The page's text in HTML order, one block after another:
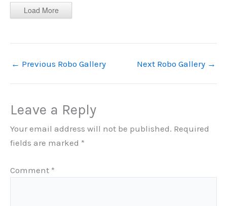
Load More
← Previous Robo Gallery Next Robo Gallery →
Leave a Reply
Your email address will not be published. Required
fields are marked *
Comment *